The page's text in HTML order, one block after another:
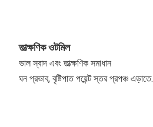
তাত্ক্ষণিক ওটমিল
ভাল স্বাদ এবং তাত্ক্ষণিক সমাধান
ঘন প্রভাব, বৃষ্টিপাত পয়েন্ট স্তর প্রপঞ্চ এড়াতে.